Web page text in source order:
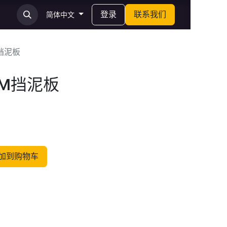
简体中文 登录 联系我们
泥板
挡泥板
到购物车